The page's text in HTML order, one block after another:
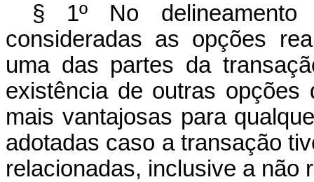
§ 1º No delineamento
consideradas as opções
uma das partes da
existência de outras opções
mais vantajosas para
adotadas caso a transação
relacionadas, inclusive a não